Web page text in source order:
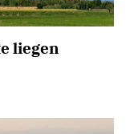
liegen